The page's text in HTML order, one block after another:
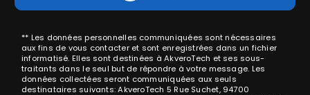
** Les données personnelles communiquées sont nécessaires
aux fins de vous contacter et sont enregistrées dans un fichier
informatisé. Elles sont destinées à AkveroTech et ses sous-
traitants dans le seul but de répondre à votre message. Les
données collectées seront communiquées aux seuls
destinataires suivants: AkveroTech 5 Rue Suchet, 94700